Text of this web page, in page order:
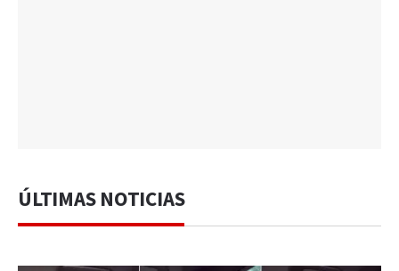
ÚLTIMAS NOTICIAS